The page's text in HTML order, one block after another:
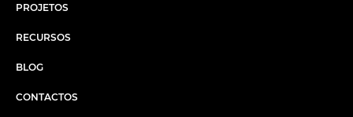
PROJETOS
RECURSOS
BLOG
CONTACTOS